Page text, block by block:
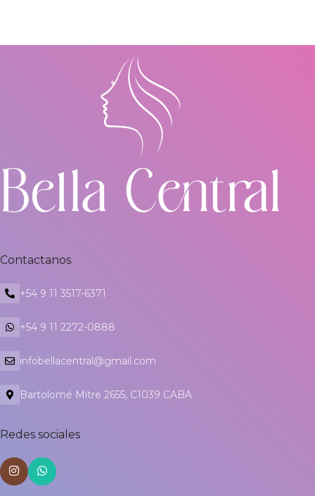
Contactanos
+54 9 11 3517-6371
+54 9 11 2272-0888
infobellacentral@gmail.com
Bartolomé Mitre 2655, C1039 CABA
Redes sociales